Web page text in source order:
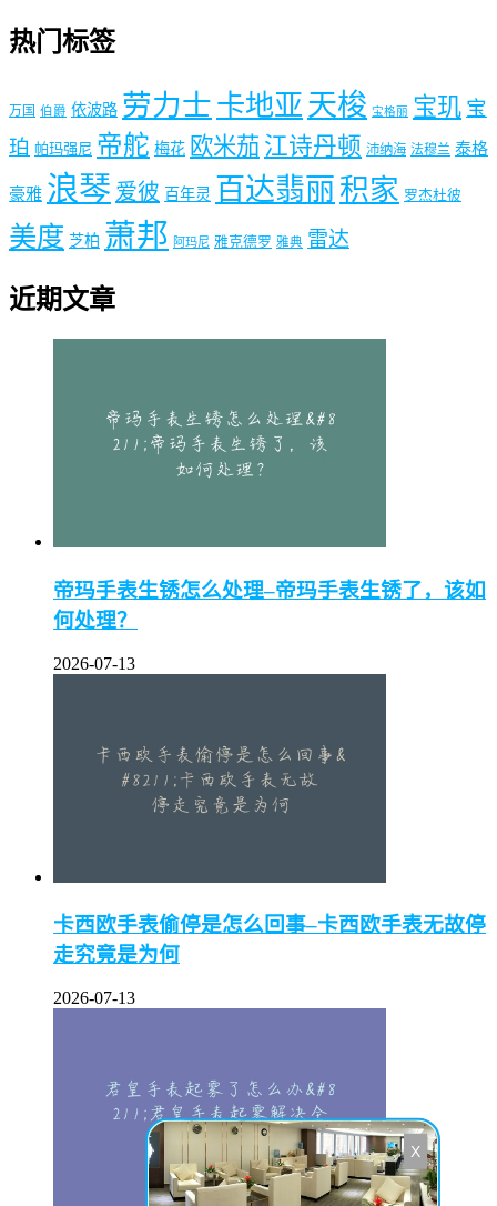
热门标签
万国 伯爵 依波路 劳力士 卡地亚 天梭 宝格丽 宝玑 宝
珀 帕玛强尼 帝舵 梅花 欧米茄 江诗丹顿 沛纳海 法穆兰 泰格
豪雅 浪琴 爱彼 百年灵 百达翡丽 积家 罗杰杜彼
美度 芝柏 萧邦 阿玛尼 雅克德罗 雅典 雷达
近期文章
帝玛手表生锈怎么处理–帝玛手表生锈了，该如
何处理？
2026-07-13
卡西欧手表偷停是怎么回事–卡西欧手表无故停
走究竟是为何
2026-07-13
X